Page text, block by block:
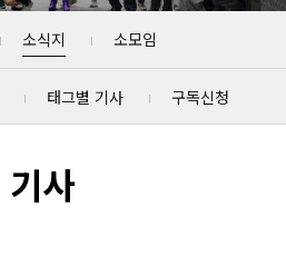
소식지 소모임
태그별 기사 구독신청
사